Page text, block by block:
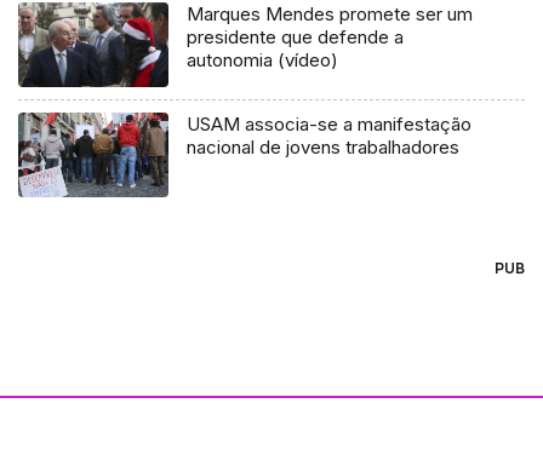
Marques Mendes promete ser um
presidente que defende a
autonomia (vídeo)
USAM associa-se a manifestação
nacional de jovens trabalhadores
PUB